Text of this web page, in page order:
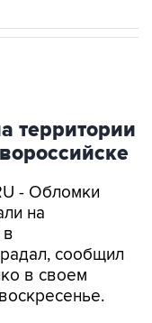
территории
- Обломки
на
в
сообщил
в своем